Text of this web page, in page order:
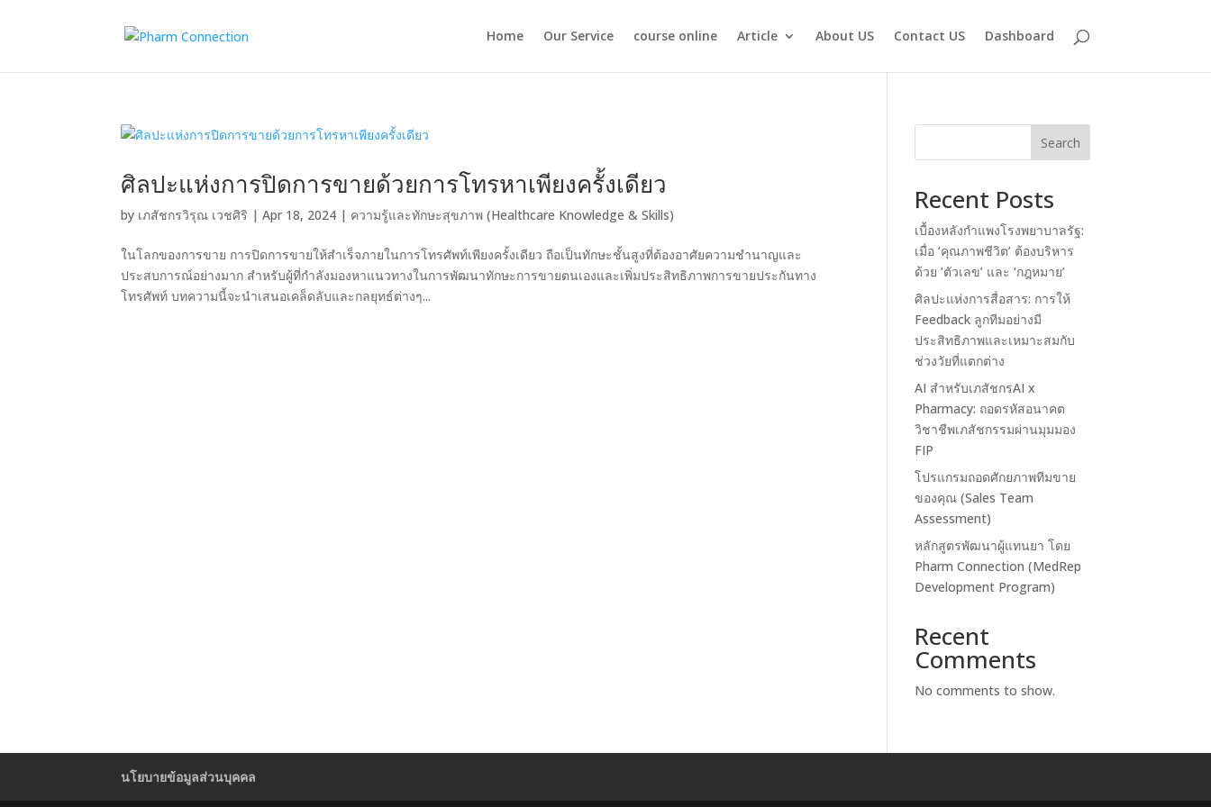
Home Our Service course online Article About US Contact US Dashboard
ศิลปะแห่งการปิดการขายด้วยการโทรหาเพียงครั้งเดียว
by เภสัชกรวิรุณ เวชศิริ |Apr 18, 2024 | ความรู้และทักษะสุขภาพ (Healthcare Knowledge & Skills)
ในโลกของการขาย การปิดการขายให้สำเร็จภายในการโทรศัพท์เพียงครั้งเดียว ถือเป็นทักษะชั้นสูงที่ต้องอาศัยความชำนาญและ
ประสบการณ์อย่างมาก สำหรับผู้ที่กำลังมองหาแนวทางในการพัฒนาทักษะการขายตนเองและเพิ่มประสิทธิภาพการขายประกันทาง
โทรศัพท์ บทความนี้จะนำเสนอเคล็ดลับและกลยุทธ์ต่างๆ...
Search
Recent Posts
เบื้องหลังกำแพงโรงพยาบาลรัฐ:
เมื่อ ‘คุณภาพชีวิต’ ต้องบริหาร
ด้วย ‘ตัวเลข’ และ ‘กฎหมาย’
ศิลปะแห่งการสื่อสาร: การให้
Feedback ลูกทีมอย่างมี
ประสิทธิภาพและเหมาะสมกับ
ช่วงวัยที่แตกต่าง
AI สำหรับเภสัชกรAI x
Pharmacy: ถอดรหัสอนาคต
วิชาชีพเภสัชกรรมผ่านมุมมอง
FIP
โปรแกรมถอดศักยภาพทีมขาย
ของคุณ (Sales Team
Assessment)
หลักสูตรพัฒนาผู้แทนยา โดย
Pharm Connection (MedRep
Development Program)
Recent
Comments
No comments to show.
นโยบายข้อมูลส่วนบุคคล